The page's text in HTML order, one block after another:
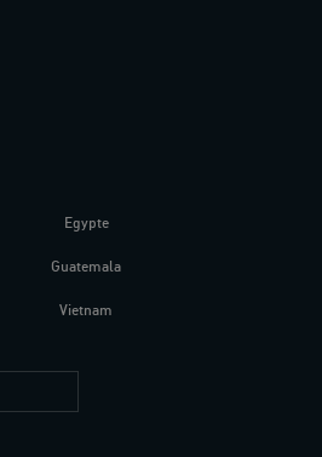
Egypte
Guatemala
Vietnam